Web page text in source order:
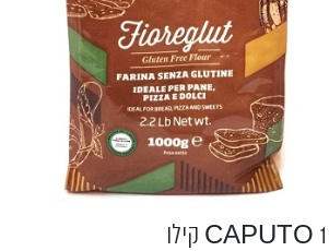
CAPUTO 1 קילו